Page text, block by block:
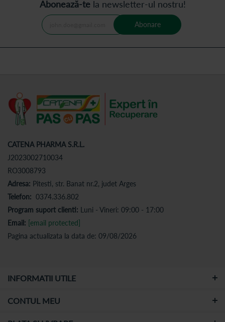
Abonează-tela newsletter-ul nostru!
Abonare
CATENA PHARMA S.R.L.
J2023002710034
RO3008793
Adresa: Pitesti, str. Banat nr.2, judet Arges
Telefon: 0374.336.802
Program suport clienti: Luni - Vineri: 09:00 - 17:00
Email: [email protected]
Pagina actualizata la data de: 09/08/2026
INFORMATII UTILE
CONTUL MEU